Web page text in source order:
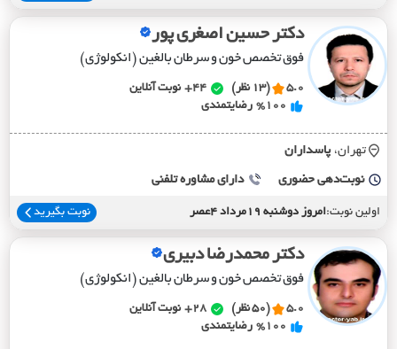
دکتر حسین اصغری پور
فوق تخصص خون و سرطان بالغین (انکولوژی)
5.0 (13 نظر) 44+
نوبت آنلاین
%100 رضایتمندی
تهران، پاسداران
نوبت‌دهی حضوری دارای مشاوره تلفنی
اولین نوبت:امروز دوشنبه 19مرداد 4عصر نوبت بگیرید
دکتر محمدرضا دبیری
فوق تخصص خون و سرطان بالغین (انکولوژی)
5.0 (50 نظر) 28+
نوبت آنلاین
%100 رضایتمندی